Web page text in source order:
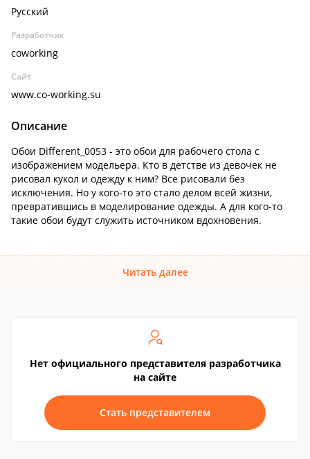
Русский
Разработчик
coworking
Сайт
www.co-working.su
Описание
Обои Different_0053 - это обои для рабочего стола с
изображением модельера. Кто в детстве из девочек не
рисовал кукол и одежду к ним? Все рисовали без
исключения. Но у кого-то это стало делом всей жизни,
превратившись в моделирование одежды. А для кого-то
такие обои будут служить источником вдохновения.
Читать далее
Нет официального представителя разработчика
на сайте
Стать представителем